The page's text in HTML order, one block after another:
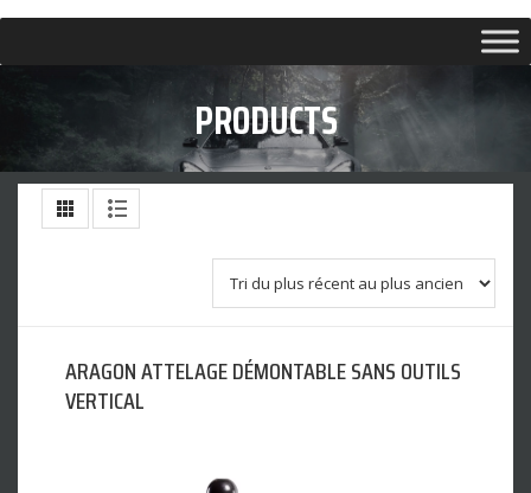
PRODUCTS
ARAGON ATTELAGE DÉMONTABLE SANS OUTILS
VERTICAL